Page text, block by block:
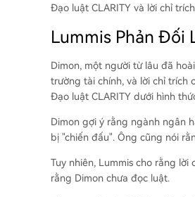
Đạo luật CLARITY và lời chỉ
Lummis Phản Đối
Dimon, một người từ lâu đã
trường tài chính, và lời chỉ trích
Đạo luật CLARITY dưới hình
Dimon gợi ý rằng ngành ngân
bị "chiến đấu". Ông cũng nói
Tuy nhiên, Lummis cho rằng
rằng Dimon chưa đọc luật.